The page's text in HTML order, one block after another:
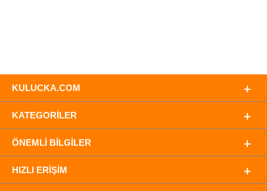
KULUCKA.COM
KATEGORILER
ÖNEMLI BILGILER
HIZLI ERIŞIM